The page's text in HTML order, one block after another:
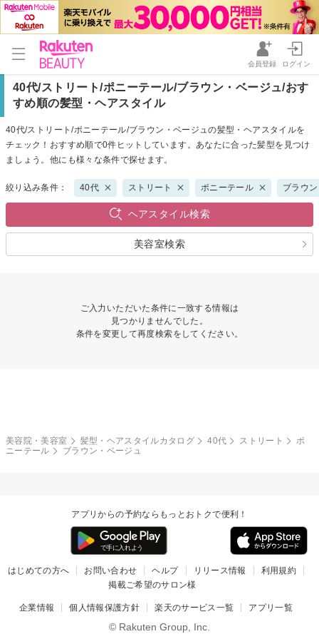
会員登録 ログイン
40代/ストリート/ポニーテール/ブラウン・ベージュ/おす
すめ順の髪型・ヘアスタイル
40代/ストリート/ポニーテール/ブラウン・ベージュの髪型・ヘアスタイルを
チェック！おすすめ順で0件ヒットしています。あなたに合った髪型を見つけ
ましょう。他にも様々な条件で探せます。
絞り込み条件： 40代 ストリート ポニーテール ブラウ
ヘアスタイル検索
美容室検索
ご入力いただいた条件に一致する情報は
見つかりませんでした。
条件を変更して再度検索をしてください。
美容院・美容室 髪型・ヘアスタイルカタログ 40代 ストリート
ポ
ニーテール
ブラウン・ベージュ
アプリからの予約ならもっとおトクで便利！
はじめての方へ お問い合わせ ヘルプ リリース情報
利用規約
掲載ご希望のサロン様
企業情報 個人情報保護方針 楽天のサービス一覧 アプリ一覧
© Rakuten Group, Inc.